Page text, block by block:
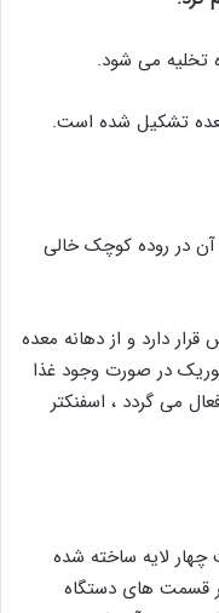
تخلیه می شود.
معده تشکیل شده است.
در روده کوچک خالی
دارد و از دهانه معده
در صورت وجود غذا
می گردد ، اسفنکتر
لایه ساخته شده
قسمت های دستگاه